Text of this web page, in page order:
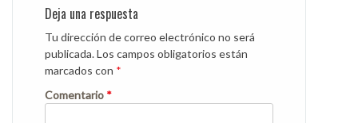
Deja una respuesta
Tu dirección de correo electrónico no será
publicada.Los campos obligatorios están
marcados con *
Comentario *